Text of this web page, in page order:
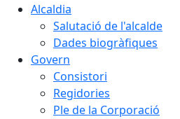
Alcaldia
Salutació de l'alcalde
Dades biogràfiques
Govern
Consistori
Regidories
Ple de la Corporació